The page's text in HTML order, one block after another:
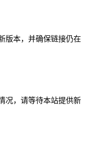
版本，并确保链接仍在
况，请等待本站提供新